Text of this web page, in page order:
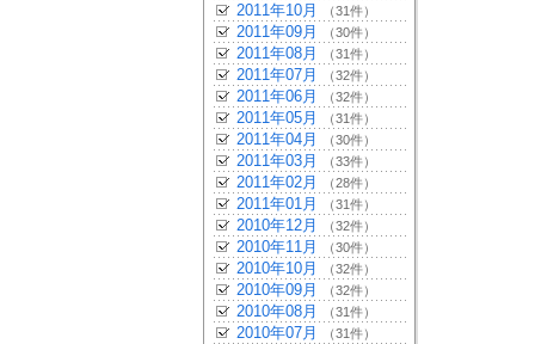
2011年10月 （31件）
2011年09月 （30件）
2011年08月 （31件）
2011年07月 （32件）
2011年06月 （32件）
2011年05月 （31件）
2011年04月 （30件）
2011年03月 （33件）
2011年02月 （28件）
2011年01月 （31件）
2010年12月 （32件）
2010年11月 （30件）
2010年10月 （32件）
2010年09月 （32件）
2010年08月 （31件）
2010年07月 （31件）